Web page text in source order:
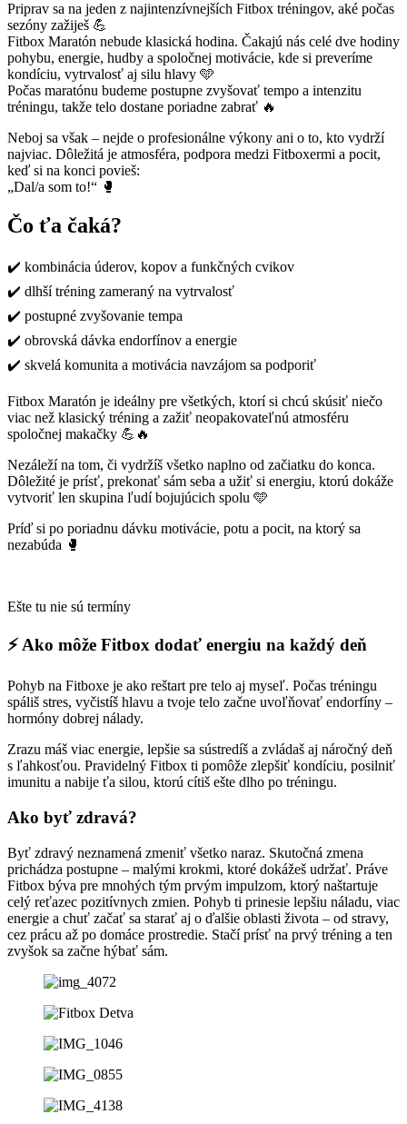
Priprav sa na jeden z najintenzívnejších Fitbox tréningov, aké počas
sezóny zažiješ 💪
Fitbox Maratón nebude klasická hodina. Čakajú nás celé dve hodiny
pohybu, energie, hudby a spoločnej motivácie, kde si preveríme
kondíciu, vytrvalosť aj silu hlavy 🩵
Počas maratónu budeme postupne zvyšovať tempo a intenzitu
tréningu, takže telo dostane poriadne zabrať 🔥
Neboj sa však – nejde o profesionálne výkony ani o to, kto vydrží
najviac. Dôležitá je atmosféra, podpora medzi Fitboxermi a pocit,
keď si na konci povieš:
„Dal/a som to!“ 🥊
Čo ťa čaká?
✔️ kombinácia úderov, kopov a funkčných cvikov
✔️ dlhší tréning zameraný na vytrvalosť
✔️ postupné zvyšovanie tempa
✔️ obrovská dávka endorfínov a energie
✔️ skvelá komunita a motivácia navzájom sa podporiť
Fitbox Maratón je ideálny pre všetkých, ktorí si chcú skúsiť niečo
viac než klasický tréning a zažiť neopakovateľnú atmosféru
spoločnej makačky 💪🔥
Nezáleží na tom, či vydržíš všetko naplno od začiatku do konca.
Dôležité je prísť, prekonať sám seba a užiť si energiu, ktorú dokáže
vytvoriť len skupina ľudí bojujúcich spolu 🩵
Príď si po poriadnu dávku motivácie, potu a pocit, na ktorý sa
nezabúda 🥊
Ešte tu nie sú termíny
⚡ Ako môže Fitbox dodať energiu na každý deň
Pohyb na Fitboxe je ako reštart pre telo aj myseľ. Počas tréningu
spáliš stres, vyčistíš hlavu a tvoje telo začne uvoľňovať endorfíny –
hormóny dobrej nálady.
Zrazu máš viac energie, lepšie sa sústredíš a zvládaš aj náročný deň
s ľahkosťou. Pravidelný Fitbox ti pomôže zlepšiť kondíciu, posilniť
imunitu a nabije ťa silou, ktorú cítiš ešte dlho po tréningu.
Ako byť zdravá?
Byť zdravý neznamená zmeniť všetko naraz. Skutočná zmena
prichádza postupne – malými krokmi, ktoré dokážeš udržať. Práve
Fitbox býva pre mnohých tým prvým impulzom, ktorý naštartuje
celý reťazec pozitívnych zmien. Pohyb ti prinesie lepšiu náladu, viac
energie a chuť začať sa starať aj o ďalšie oblasti života – od stravy,
cez prácu až po domáce prostredie. Stačí prísť na prvý tréning a ten
zvyšok sa začne hýbať sám.